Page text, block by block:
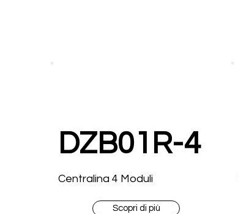
DZB01R-4
Centralina 4 Moduli
Scopri di più